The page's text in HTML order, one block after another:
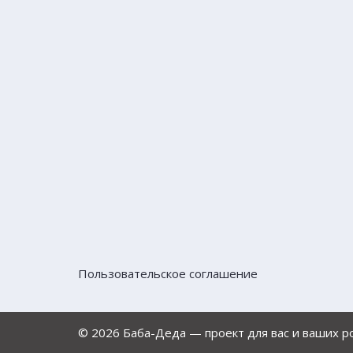
Пользовательское соглашение
© 2026 Баба-Деда — проект для вас и ваших